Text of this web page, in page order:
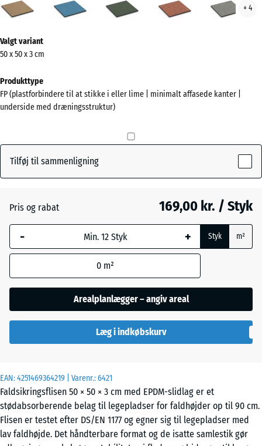
EAN:4251469364219 | Varenr.:6421
Faldsikringsflisen 50 × 50 × 3 cm med EPDM-slidlag er et
stødabsorberende belag til legepladser for faldhøjder op til 90 cm.
Flisen er testet efter DS/EN 1177 og egner sig til legepladser med
lav faldhøjde. Det håndterbare format og de isatte samlestik gør
(active)
græs
+ 4
information
om
farverne?
Vis
farvepalette
Atlantisk
Engelsk
græs
Etna
Grå
Lavendel
Mørkegrå
granit
- 17,00 kr.
Valgt variant
50 x 50 x 3 cm
Produkttype
FP (plastforbindere til at stikke i eller lime | minimalt affasede kanter |
underside med dræningsstruktur)
Tilføj til sammenligning
Pris og rabat 169,00 kr. / Styk
- + Styk m²
0 m²
Arealplanlægger – angiv areal
Læg i indkøbskurv